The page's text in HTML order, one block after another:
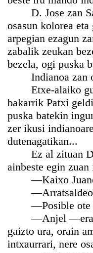
D. Jose zan
osasun kolorea
arpegian ezagun
zabalik zeukan
bezela, ogi puska
Indianoa zan
Etxe-alaiko
bakarrik Patxi
puska batekin
zer ikusi
dutenagatikan...
Ez al zituan D,
ainbeste egin
—Kaixo Juane!
—Arratsaldeon
—Posible ote
—Anjel
gaizto ura, orain
intxaurrari, nere